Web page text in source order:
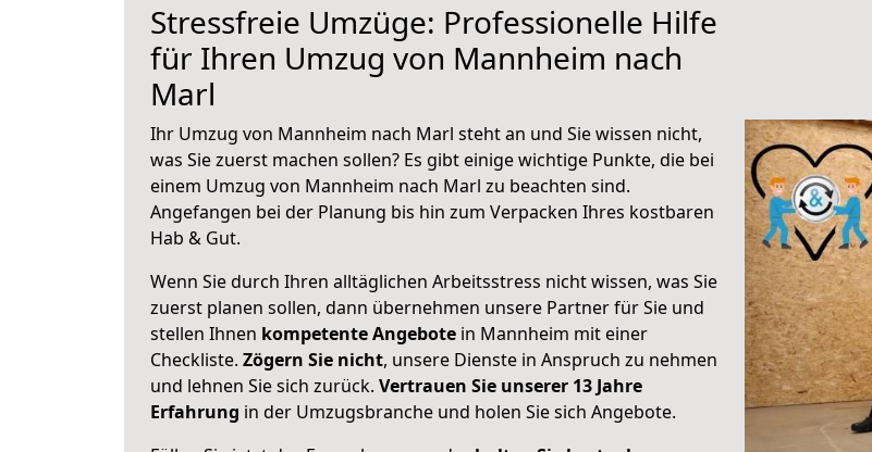
Stressfreie Umzüge: Professionelle Hilfe
für Ihren Umzug von Mannheim nach
Marl
Ihr Umzug von Mannheim nach Marl steht an und Sie wissen nicht,
was Sie zuerst machen sollen? Es gibt einige wichtige Punkte, die bei
einem Umzug von Mannheim nach Marl zu beachten sind.
Angefangen bei der Planung bis hin zum Verpacken Ihres kostbaren
Hab & Gut.
Wenn Sie durch Ihren alltäglichen Arbeitsstress nicht wissen, was Sie
zuerst planen sollen, dann übernehmen unsere Partner für Sie und
stellen Ihnen kompetente Angebote in Mannheim mit einer
Checkliste. Zögern Sie nicht, unsere Dienste in Anspruch zu nehmen
und lehnen Sie sich zurück. Vertrauen Sie unserer 13 Jahre
Erfahrung in der Umzugsbranche und holen Sie sich Angebote.